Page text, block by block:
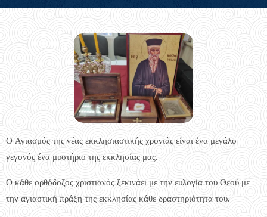
Ο Αγιασμός της νέας εκκλησιαστικής χρονιάς είναι ένα μεγάλο
γεγονός ένα μυστήριο της εκκλησίας μας.
Ο κάθε ορθόδοξος χριστιανός ξεκινάει με την ευλογία του Θεού με
την αγιαστική πράξη της εκκλησίας κάθε δραστηριότητα του.